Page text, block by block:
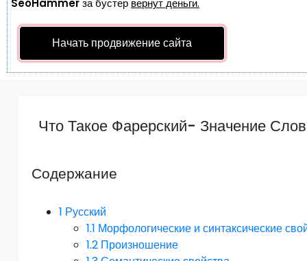
SeoHammerза бустер вернут деньги.
Начать продвижение сайта
Что Такое Фарерский- Значение
Содержание
1 Русский
1.1 Морфологические и синтаксические
1.2 Произношение